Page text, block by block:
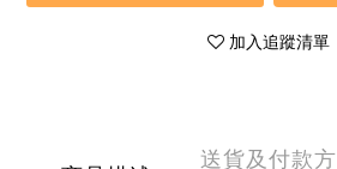
加入追蹤清單
送貨及付款方